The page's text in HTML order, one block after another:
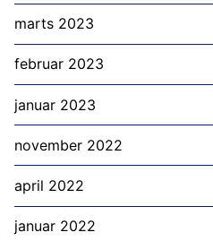
marts 2023
februar 2023
januar 2023
november 2022
april 2022
januar 2022